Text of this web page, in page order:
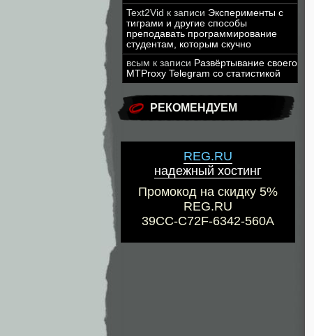
Text2Vid к записи Эксперименты с
тиграми и другие способы
преподавать программирование
студентам, которым скучно
всым к записи Развёртывание своего
MTProxy Telegram со статистикой
РЕКОМЕНДУЕМ
REG.RU
надежный хостинг
Промокод на скидку 5%
REG.RU
39CC-C72F-6342-560A